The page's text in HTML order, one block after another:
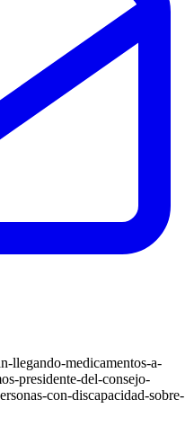
llegando-medicamentos-a-
presidente-del-consejo-
con-discapacidad-sobre-